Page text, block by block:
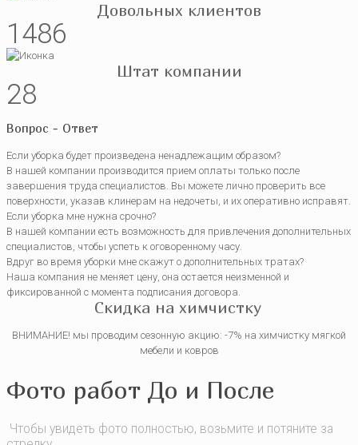
Довольных клиентов
1486
Штат компании
28
Вопрос - Ответ
Если уборка будет произведена ненадлежащим образом?
В нашей компании производится прием оплаты только после
завершения труда специалистов. Вы можете лично проверить все
поверхности, указав клинерам на недочеты, и их оперативно исправят.
Если уборка мне нужна срочно?
В нашей компании есть возможность для привлечения дополнительных
специалистов, чтобы успеть к оговоренному часу.
Вдруг во время уборки мне скажут о дополнительных тратах?
Наша компания не меняет цену, она остается неизменной и
фиксированной с момента подписания договора.
Скидка на химчистку
ВНИМАНИЕ! мы проводим сезонную акцию: -7% на химчистку мягкой
мебели и ковров
Фото работ До и После
Чтобы увидеть фото полностью, возьмите и потяните за